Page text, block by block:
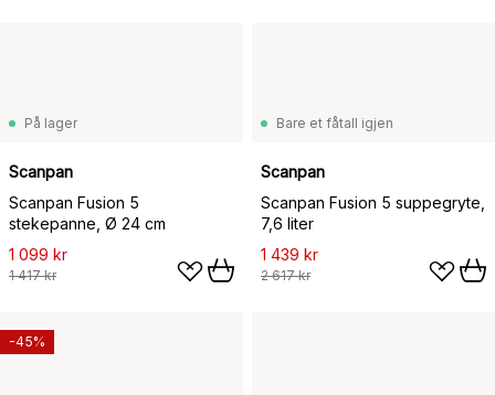
På lager
Scanpan
Scanpan Fusion 5
stekepanne, Ø 24 cm
1 099 kr
1 417 kr
Bare et fåtall igjen
Scanpan
Scanpan Fusion 5 suppegryte,
7,6 liter
1 439 kr
2 617 kr
-45%